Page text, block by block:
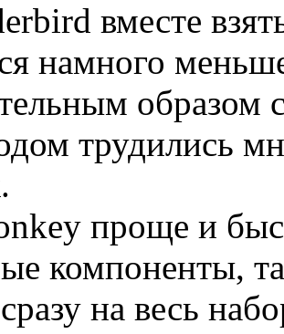
вместе
намного
образом
трудились
проще и
компоненты,
на весь